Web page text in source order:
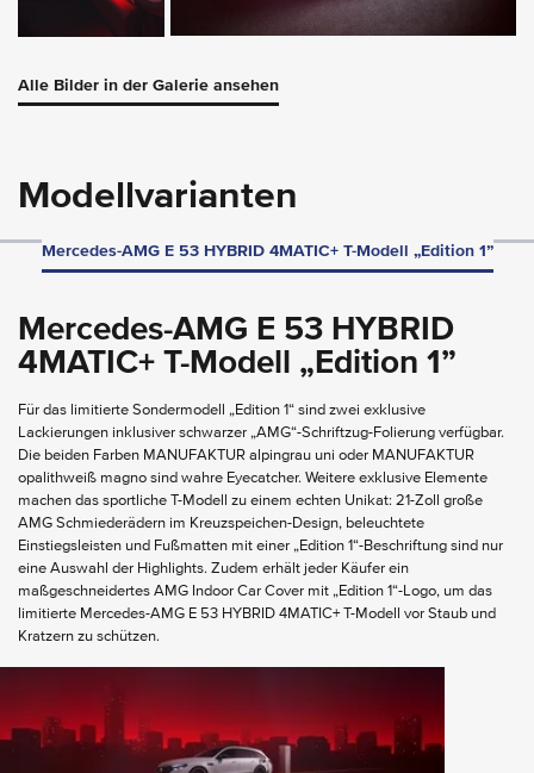
Alle Bilder in der Galerie ansehen
Modellvarianten
Mercedes-AMG E 53 HYBRID 4MATIC+ T-Modell „Edition 1”
Mercedes-AMG E 53 HYBRID
4MATIC+ T-Modell „Edition 1”
Für das limitierte Sondermodell „Edition 1“ sind zwei exklusive
Lackierungen inklusiver schwarzer „AMG“-Schriftzug-Folierung verfügbar.
Die beiden Farben MANUFAKTUR alpingrau uni oder MANUFAKTUR
opalithweiß magno sind wahre Eyecatcher. Weitere exklusive Elemente
machen das sportliche T-Modell zu einem echten Unikat: 21-Zoll große
AMG Schmiederädern im Kreuzspeichen-Design, beleuchtete
Einstiegsleisten und Fußmatten mit einer „Edition 1“-Beschriftung sind nur
eine Auswahl der Highlights. Zudem erhält jeder Käufer ein
maßgeschneidertes AMG Indoor Car Cover mit „Edition 1“-Logo, um das
limitierte Mercedes-AMG E 53 HYBRID 4MATIC+ T-Modell vor Staub und
Kratzern zu schützen.